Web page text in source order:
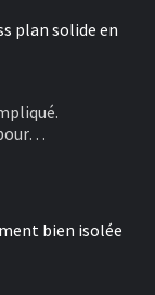
plan solide en
bien isolée